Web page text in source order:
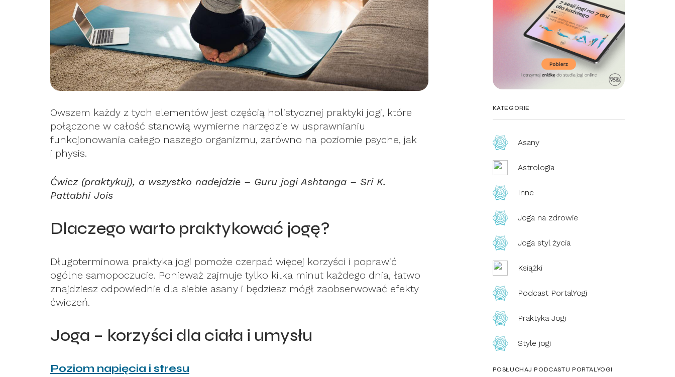
Owszem każdy z tych elementów jest częścią holistycznej praktyki jogi, które
połączone w całość stanowią wymierne narzędzie w usprawnianiu
funkcjonowania całego naszego organizmu, zarówno na poziomie psyche, jak
i physis.
Ćwicz (praktykuj), a wszystko nadejdzie – Guru jogi Ashtanga – Sri K.
Pattabhi Jois
Dlaczego warto praktykować jogę?
Długoterminowa praktyka jogi pomoże czerpać więcej korzyści i poprawić
ogólne samopoczucie. Ponieważ zajmuje tylko kilka minut każdego dnia, łatwo
znajdziesz odpowiednie dla siebie asany i będziesz mógł zaobserwować efekty
ćwiczeń.
Joga – korzyści dla ciała i umysłu
Poziom napięcia i stresu
KATEGORIE
Asany
Astrologia
Inne
Joga na zdrowie
Joga styl życia
Książki
Podcast PortalYogi
Praktyka Jogi
Style jogi
POSŁUCHAJ PODCASTU PORTALYOGI